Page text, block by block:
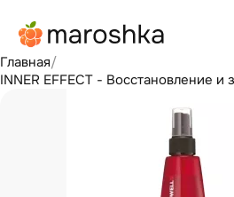
Главная/
INNER EFFECT - Восстановление и